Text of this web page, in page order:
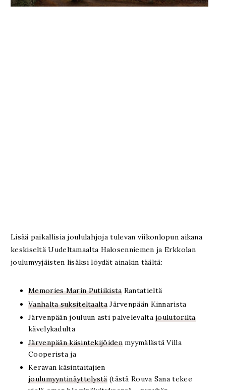
Lisää paikallisia joululahjoja tulevan viikonlopun aikana
keskiseltä Uudeltamaalta Halosenniemen ja Erkkolan
joulumyyjäisten lisäksi löydät ainakin täältä:
Memories Marin PutiikistaRantatieltä
Vanhalta suksiteltaaltaJärvenpään Kinnarista
Järvenpään jouluun asti palvelevaltajoulutorilta
kävelykadulta
Järvenpään käsintekijöidenmyymälästä Villa
Cooperista ja
Keravan käsintaitajien
joulumyyntinäyttelystä(tästä Rouva Sana tekee